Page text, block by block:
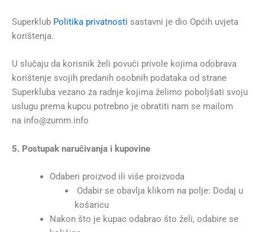
Superklub Politika privatnosti sastavni je dio Općih uvjeta
korištenja.
U slučaju da korisnik želi povući privole kojima odobrava
korištenje svojih predanih osobnih podataka od strane
Superkluba vezano za radnje kojima želimo poboljšati svoju
uslugu prema kupcu potrebno je obratiti nam se mailom
na info@zumm.info
5. Postupak naručivanja i kupovine
Odaberi proizvod ili više proizvoda
Odabir se obavlja klikom na polje: Dodaj u
košaricu
Nakon što je kupac odabrao što želi, odabire se